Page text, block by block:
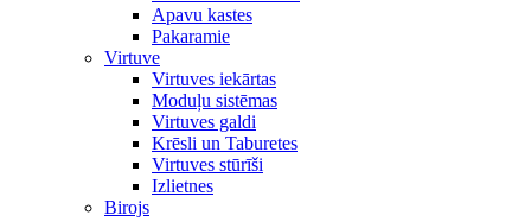
Apavu kastes
Pakaramie
Virtuve
Virtuves iekārtas
Moduļu sistēmas
Virtuves galdi
Krēsli un Taburetes
Virtuves stūrīši
Izlietnes
Birojs